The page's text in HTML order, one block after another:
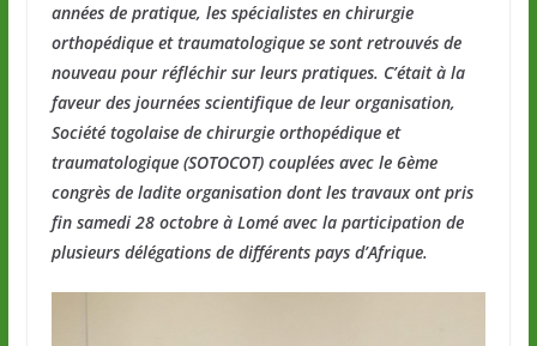
années de pratique, les spécialistes en chirurgie
orthopédique et traumatologique se sont retrouvés de
nouveau pour réfléchir sur leurs pratiques. C’était à la
faveur des journées scientifique de leur organisation,
Société togolaise de chirurgie orthopédique et
traumatologique (SOTOCOT) couplées avec le 6ème
congrès de ladite organisation dont les travaux ont pris
fin samedi 28 octobre à Lomé avec la participation de
plusieurs délégations de différents pays d’Afrique.